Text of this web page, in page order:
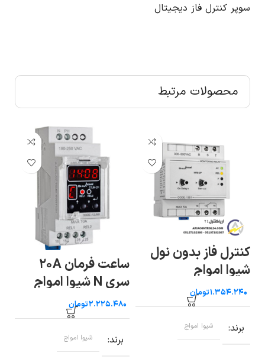
سوپر کنترل فاز دیجیتال
محصولات مرتبط
کنترل فاز بدون نول
شیوا امواج
تومان
برند شیوا امواج
ساعت فرمان ۲۰A
سری N شیوا امواج
تومان
برند شیوا امواج